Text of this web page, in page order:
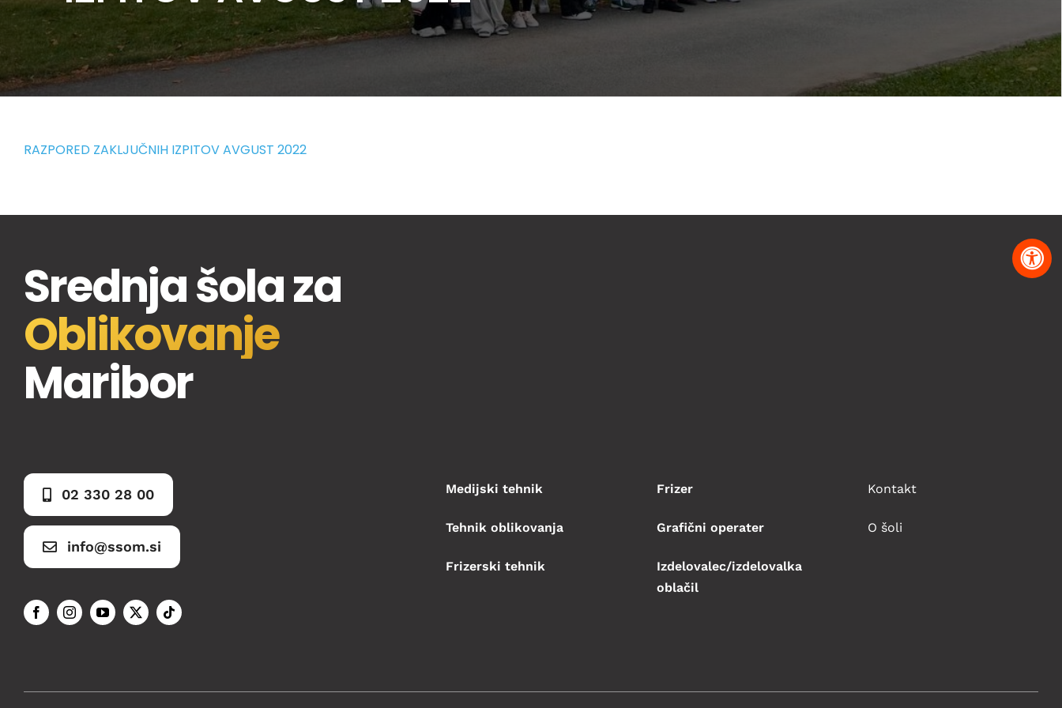
RAZPORED ZAKLJUČNIH IZPITOV AVGUST 2022
Srednja šola za
Oblikovanje
Maribor
02 330 28 00
info@ssom.si
Medijski tehnik
Tehnik oblikovanja
Frizerski tehnik
Frizer
Grafični operater
Izdelovalec/izdelovalka
oblačil
Kontakt
O šoli